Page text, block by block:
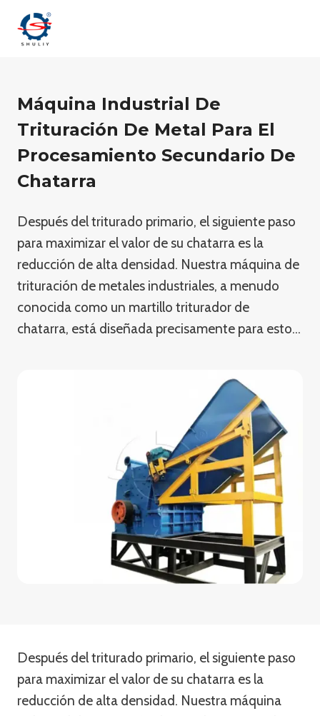
Saltar
Máquina Industrial De
Trituración De Metal Para El
Procesamiento Secundario De
Chatarra
Después del triturado primario, el siguiente paso
para maximizar el valor de su chatarra es la
reducción de alta densidad. Nuestra máquina de
trituración de metales industriales, a menudo
conocida como un martillo triturador de
chatarra, está diseñada precisamente para esto…
Después del triturado primario, el siguiente paso
para maximizar el valor de su chatarra es la
reducción de alta densidad. Nuestra máquina